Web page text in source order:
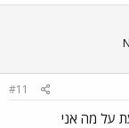
#11
על מה אני